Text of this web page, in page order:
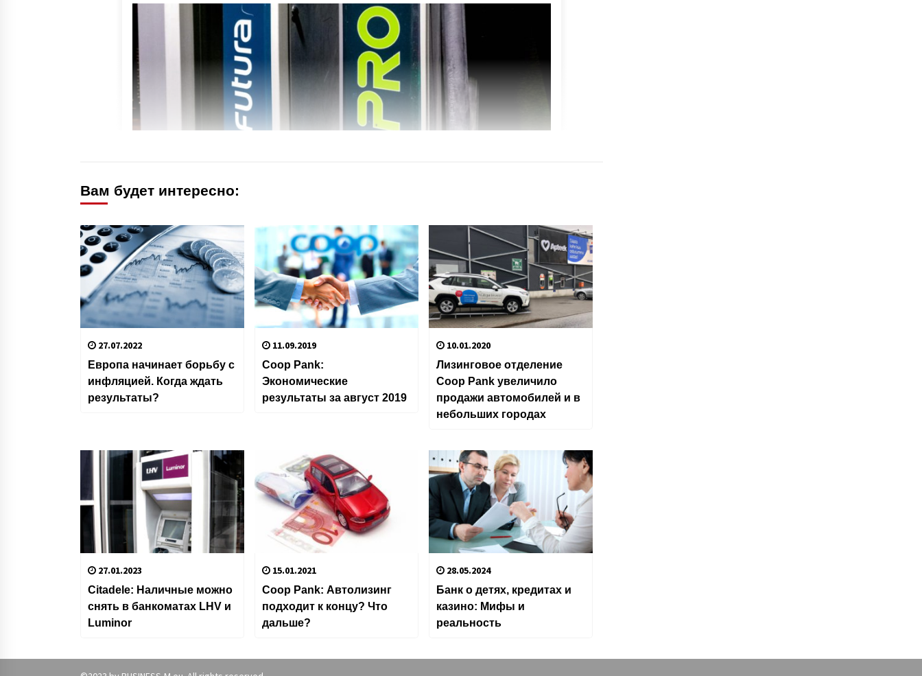
Вам будет интересно:
27.07.2022
Европа начинает борьбу с
инфляцией. Когда ждать
результаты?
11.09.2019
Coop Pank:
Экономические
результаты за август 2019
10.01.2020
Лизинговое отделение
Coop Pank увеличило
продажи автомобилей и в
небольших городах
27.01.2023
Citadele: Наличные можно
снять в банкоматах LHV и
Luminor
15.01.2021
Coop Pank: Автолизинг
подходит к концу? Что
дальше?
28.05.2024
Банк о детях, кредитах и
казино: Мифы и
реальность